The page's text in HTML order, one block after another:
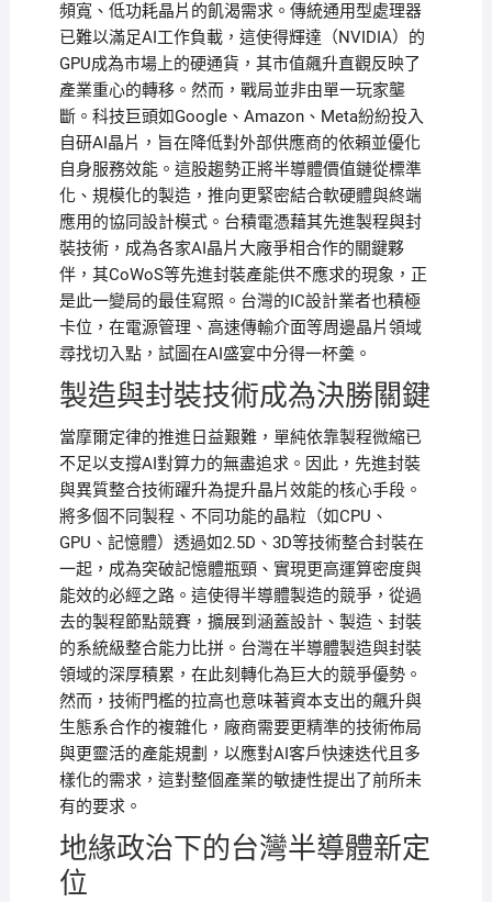
頻寬、低功耗晶片的飢渴需求。傳統通用型處理器
已難以滿足AI工作負載，這使得輝達（NVIDIA）的
GPU成為市場上的硬通貨，其市值飆升直觀反映了
產業重心的轉移。然而，戰局並非由單一玩家壟
斷。科技巨頭如Google、Amazon、Meta紛紛投入
自研AI晶片，旨在降低對外部供應商的依賴並優化
自身服務效能。這股趨勢正將半導體價值鏈從標準
化、規模化的製造，推向更緊密結合軟硬體與終端
應用的協同設計模式。台積電憑藉其先進製程與封
裝技術，成為各家AI晶片大廠爭相合作的關鍵夥
伴，其CoWoS等先進封裝產能供不應求的現象，正
是此一變局的最佳寫照。台灣的IC設計業者也積極
卡位，在電源管理、高速傳輸介面等周邊晶片領域
尋找切入點，試圖在AI盛宴中分得一杯羹。
製造與封裝技術成為決勝關鍵
當摩爾定律的推進日益艱難，單純依靠製程微縮已
不足以支撐AI對算力的無盡追求。因此，先進封裝
與異質整合技術躍升為提升晶片效能的核心手段。
將多個不同製程、不同功能的晶粒（如CPU、
GPU、記憶體）透過如2.5D、3D等技術整合封裝在
一起，成為突破記憶體瓶頸、實現更高運算密度與
能效的必經之路。這使得半導體製造的競爭，從過
去的製程節點競賽，擴展到涵蓋設計、製造、封裝
的系統級整合能力比拼。台灣在半導體製造與封裝
領域的深厚積累，在此刻轉化為巨大的競爭優勢。
然而，技術門檻的拉高也意味著資本支出的飆升與
生態系合作的複雜化，廠商需要更精準的技術佈局
與更靈活的產能規劃，以應對AI客戶快速迭代且多
樣化的需求，這對整個產業的敏捷性提出了前所未
有的要求。
地緣政治下的台灣半導體新定
位